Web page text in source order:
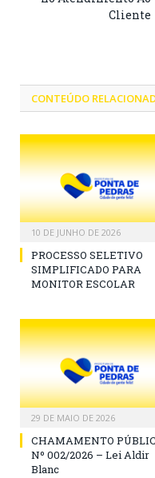
Cliente
CONTEÚDO
10 DE JUNHO DE 2026
PROCESSO SELETIVO
SIMPLIFICADO PARA
MONITOR ESCOLAR
29 DE MAIO DE 2026
CHAMAMENTO
Nº 002/2026 – Lei Aldir
Blanc